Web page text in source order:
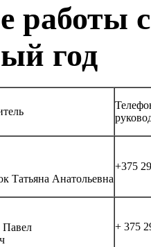
работы
год
Татьяна Анатольевна
+375
Павел
+ 375